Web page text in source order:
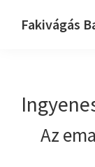
Fakivágás
Az